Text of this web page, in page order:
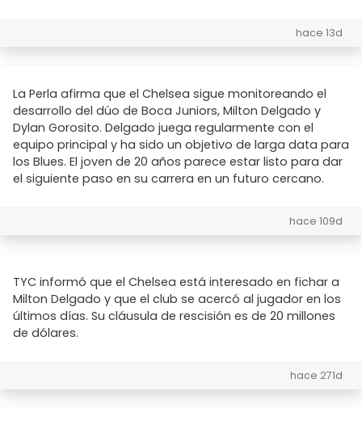
hace 13d
La Perla afirma que el Chelsea sigue monitoreando el
desarrollo del dúo de Boca Juniors, Milton Delgado y
Dylan Gorosito. Delgado juega regularmente con el
equipo principal y ha sido un objetivo de larga data para
los Blues. El joven de 20 años parece estar listo para dar
el siguiente paso en su carrera en un futuro cercano.
hace 109d
TYC informó que el Chelsea está interesado en fichar a
Milton Delgado y que el club se acercó al jugador en los
últimos días. Su cláusula de rescisión es de 20 millones
de dólares.
hace 271d